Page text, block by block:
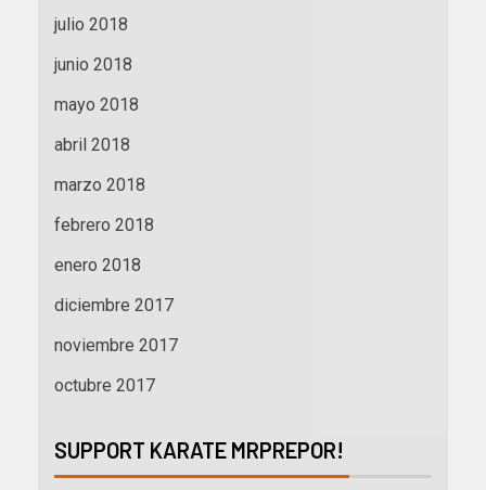
julio 2018
junio 2018
mayo 2018
abril 2018
marzo 2018
febrero 2018
enero 2018
diciembre 2017
noviembre 2017
octubre 2017
SUPPORT KARATE MRPREPOR!